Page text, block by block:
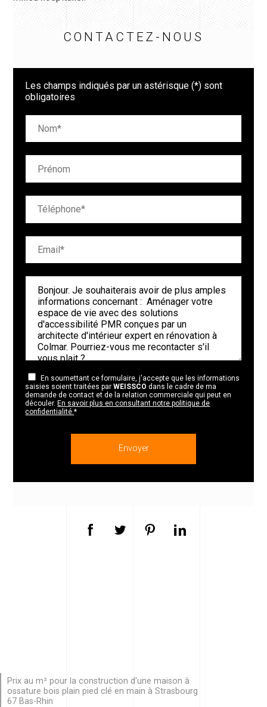
CONTACTEZ-NOUS
Les champs indiqués par un astérisque (*) sont
obligatoires
En soumettant ce formulaire, j'accepte que les informations
saisies soient traitées parWEISSCO dans le cadre de ma
demande de contact et de la relation commerciale qui peut en
découler. En savoir plus en consultant notre politique de
confidentialité.*
Prix au m² pour la construction d'une maison à
ossature bois plain pied clé en main à Strasbourg
67 Bas-Rhin